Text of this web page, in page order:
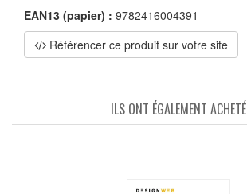
EAN13 (papier) : 9782416004391
Référencer ce produit sur votre site
ILS ONT ÉGALEMENT ACHETÉ